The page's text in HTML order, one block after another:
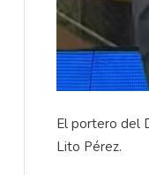
El portero del
Lito Pérez.